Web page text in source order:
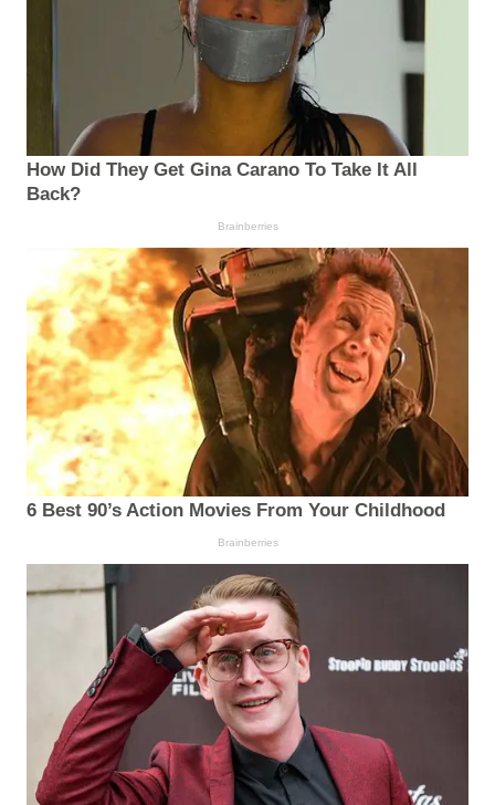
How Did They Get Gina Carano To Take It All
Back?
Brainberries
6 Best 90’s Action Movies From Your Childhood
Brainberries